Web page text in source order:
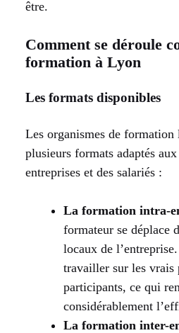
être.
Comment se déroule
formation à Lyon
Les formats disponibles
Les organismes de formation
plusieurs formats adaptés
entreprises et des salariés :
La formation intra-
formateur se déplace
locaux de
travailler sur les vrais
participants, ce qui
considérablement
La formation inter-